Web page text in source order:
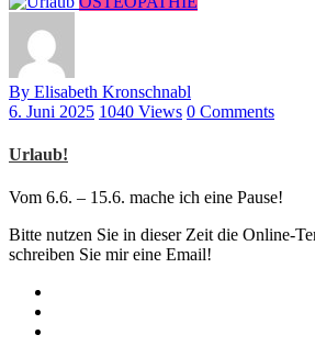
By Elisabeth Kronschnabl
6. Juni 2025 1040 Views 0 Comments
Urlaub!
Vom 6.6. – 15.6. mache ich eine Pause!
Bitte nutzen Sie in dieser Zeit die Online-
schreiben Sie mir eine Email!